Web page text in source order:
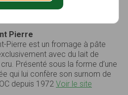
Pierre
Pierre est un fromage à pâte
avec du lait de
Présenté sous la forme d’une
qui lui confère son surnom de
depuis 1972 Voir le site